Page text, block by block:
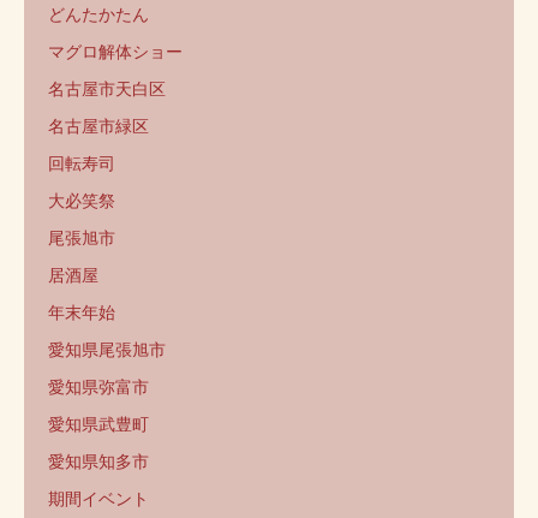
どんたかたん
マグロ解体ショー
名古屋市天白区
名古屋市緑区
回転寿司
大必笑祭
尾張旭市
居酒屋
年末年始
愛知県尾張旭市
愛知県弥富市
愛知県武豊町
愛知県知多市
期間イベント